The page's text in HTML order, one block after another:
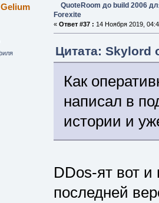
Gelium
QuoteRoom до build 2006
Forexite
« Ответ #37 : 14 Ноября 2019,
Цитата: Skylord
Как
написал в
истории и
DDos-ят вот
последней